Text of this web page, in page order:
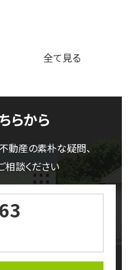
全て見る
らから
動産の素朴な疑問、
相談ください